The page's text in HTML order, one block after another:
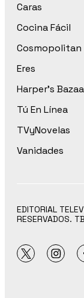
Caras
Cocina Fácil
Cosmopolitan
Eres
Harper’s
Tú En Línea
TVyNovelas
Vanidades
EDITORIAL
RESERVADOS.
twitter